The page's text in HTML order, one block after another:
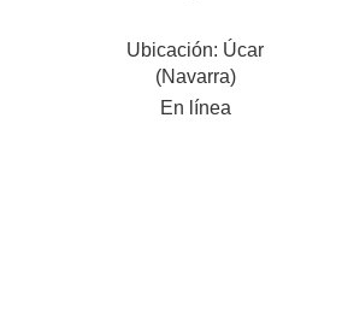
Ubicación: Úcar
(Navarra)
En línea